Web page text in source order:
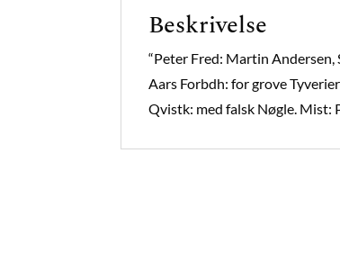
Beskrivelse
“Peter Fred: Martin Andersen,
Aars Forbdh: for grove
Qvistk: med falsk Nøgle. Mist: